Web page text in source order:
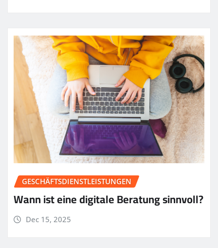
GESCHÄFTSDIENSTLEISTUNGEN
Wann ist eine digitale Beratung sinnvoll?
Dec 15, 2025